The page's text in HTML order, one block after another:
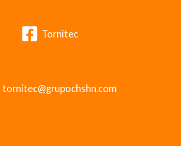
Tornitec
tornitec@grupochshn.com